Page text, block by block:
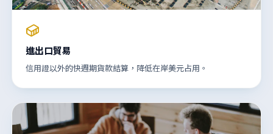
進出口貿易
信用證以外的快週期貨款結算，降低在岸美元占用。